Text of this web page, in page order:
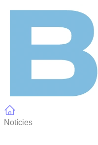
Notícies